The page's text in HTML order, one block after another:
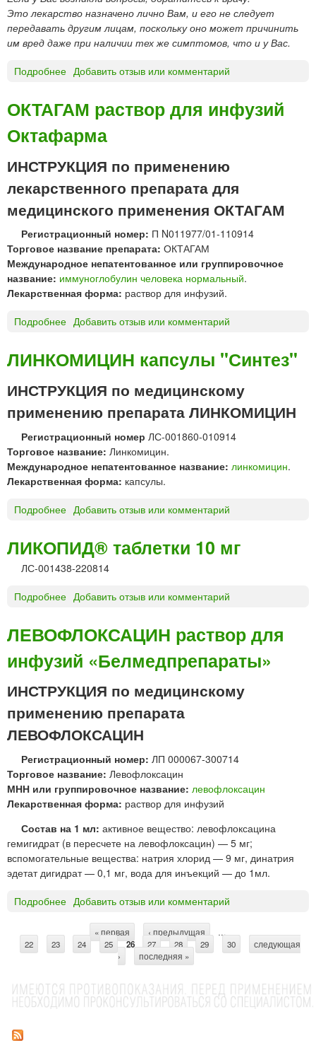
ь
ы
Это лекарство назначено лично Вам, и его не следует
передавать другим лицам, поскольку оно может причинить
им вред даже при наличии тех же симптомов, что и у Вас.
Подробнее
р
н
и
д
а
з
о
л
т
а
б
л
е
т
Б
е
р
ё
з
в
с
к
и
ф
»
Добавить отзыв или комментарий
ОКТАГАМ раствор для инфузий
Октафарма
ИНСТРУКЦИЯ по применению
лекарственного препарата для
медицинского применения ОКТАГАМ
Регистрационный номер: П N011977/01-110914
Торговое название препарата: ОКТАГАМ
Международное непатентованное или группировочное
название: иммуноглобулин человека нормальный.
Лекарственная форма: раствор для инфузий.
Подробнее
К
Т
Г
А
р
а
с
т
д
л
я
у
и
О
к
т
а
а
р
м
а
Добавить отзыв или комментарий
ЛИНКОМИЦИН капсулы "Синтез"
ИНСТРУКЦИЯ по медицинскому
применению препарата ЛИНКОМИЦИН
Регистрационный номер ЛС-001860-010914
Торговое название: Линкомицин.
Международное непатентованное название: линкомицин.
Лекарственная форма: капсулы.
Подробнее
Н
К
М
Ц
И
Н
к
а
с
у
ы
"
С
и
т
е
з
"
Добавить отзыв или комментарий
ЛИКОПИД® таблетки 10 мг
ЛС-001438-220814
Подробнее
К
О
П
И
Д
®
т
а
б
л
е
т
и
1
0
м
Добавить отзыв или комментарий
ЛЕВОФЛОКСАЦИН раствор для
инфузий «Белмедпрепараты»
ИНСТРУКЦИЯ по медицинскому
применению препарата
ЛЕВОФЛОКСАЦИН
Регистрационный номер: ЛП 000067-300714
Торговое название: Левофлоксацин
МНН или группировочное название: левофлоксацин
Лекарственная форма: раствор для инфузий
Состав на 1 мл: активное вещество: левофлоксацина
гемигидрат (в пересчете на левофлоксацин) — 5 мг;
вспомогательные вещества: натрия хлорид — 9 мг, динатрия
эдетат дигидрат — 0,1 мг, вода для инъекций — до 1мл.
Подробнее
О
Добавить отзыв или комментарий
р
а
н
« первая ‹ предыдущая
…
22
23 24 25 26 27 28 29 30
следующая
›
последняя »